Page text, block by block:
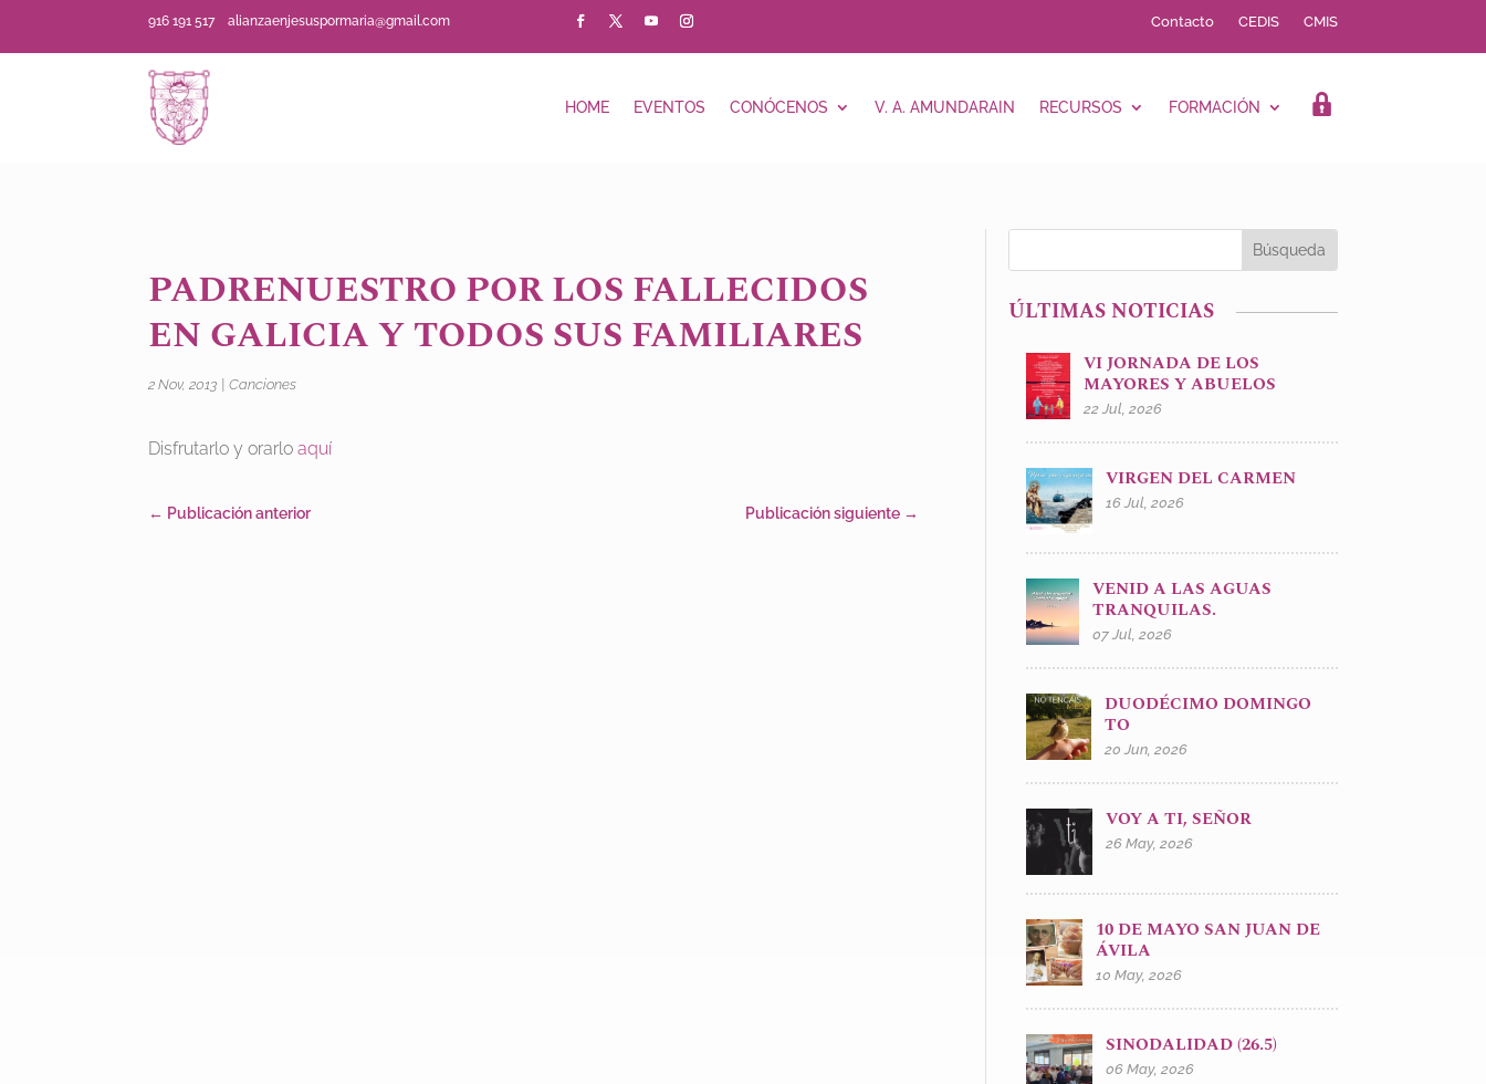
916 191 517alianzaenjesuspormaria@gmail.com Contacto CEDIS CMIS
HOME EVENTOS CONÓCENOS V. A. AMUNDARAIN RECURSOS FORMACIÓN LOGIN
PADRENUESTRO POR LOS FALLECIDOS
EN GALICIA Y TODOS SUS FAMILIARES
2 Nov, 2013 |Canciones
Disfrutarlo y orarloaquí
← Publicación anterior Publicación siguiente →
ÚLTIMAS NOTICIAS
VI JORNADA DE LOS
MAYORES Y ABUELOS
22 Jul, 2026
VIRGEN DEL CARMEN
16 Jul, 2026
VENID A LAS AGUAS
TRANQUILAS.
07 Jul, 2026
DUODÉCIMO DOMINGO
TO
20 Jun, 2026
VOY A TI, SEÑOR
26 May, 2026
10 DE MAYO SAN JUAN DE
ÁVILA
10 May, 2026
SINODALIDAD (26.5)
06 May, 2026